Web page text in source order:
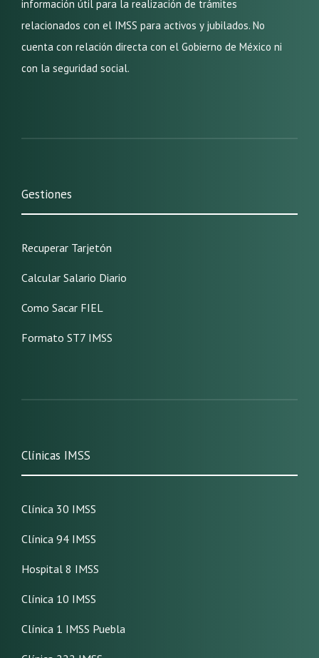
información útil para la realización de trámites
relacionados con el IMSS para activos y jubilados. No
cuenta con relación directa con el Gobierno de México ni
con la seguridad social.
Gestiones
Recuperar Tarjetón
Calcular Salario Diario
Como Sacar FIEL
Formato ST7 IMSS
Clínicas IMSS
Clínica 30 IMSS
Clínica 94 IMSS
Hospital 8 IMSS
Clínica 10 IMSS
Clínica 1 IMSS Puebla